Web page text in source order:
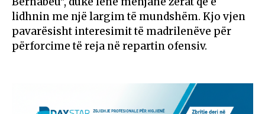
lidhnin me një largim të mundshëm. Kjo vjen
pavarësisht interesimit të madrilenëve për
përforcime të reja në repartin ofensiv.